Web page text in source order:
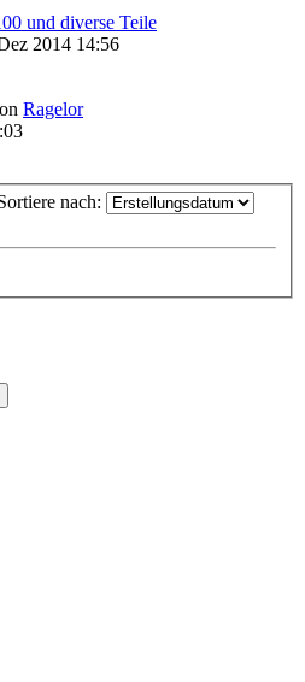
und diverse Teile
2014 14:56
Ragelor
nach: